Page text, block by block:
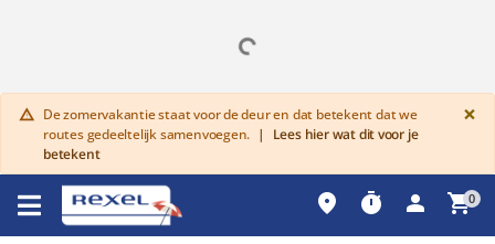
warning De zomervakantie staat voor de deur en dat betekent dat we
routes gedeeltelijk samenvoegen. |
Lees hier wat dit voor je
betekent
×
place timer person shopping_cart0